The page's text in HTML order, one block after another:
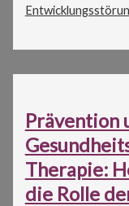
Prävention
Therapie:
die Rolle